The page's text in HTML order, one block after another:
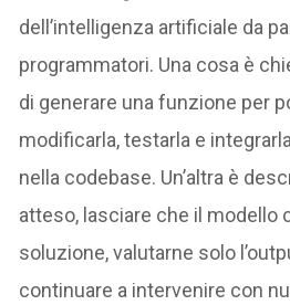
dell’intelligenza artificiale da
programmatori. Una cosa è
di generare una funzione per
modificarla, testarla e
nella codebase. Un’altra è
atteso, lasciare che il modello
soluzione, valutarne solo
continuare a intervenire con